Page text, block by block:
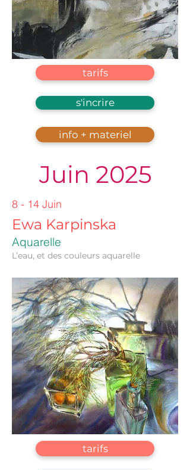
tarifs
s'incrire
info + materiel
Juin 2025
8 - 14 Juin
Ewa Karpinska
Aquarelle
L’eau, et des couleurs aquarelle
tarifs